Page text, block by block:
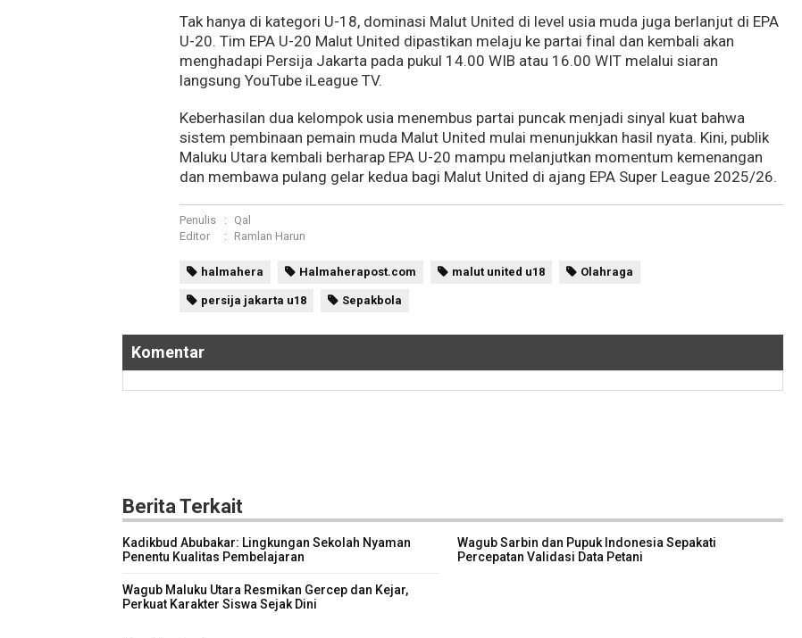
Tak hanya di kategori U-18, dominasi Malut United di level usia muda juga berlanjut di EPA
U-20. Tim EPA U-20 Malut United dipastikan melaju ke partai final dan kembali akan
menghadapi Persija Jakarta pada pukul 14.00 WIB atau 16.00 WIT melalui siaran
langsung YouTube iLeague TV.
Keberhasilan dua kelompok usia menembus partai puncak menjadi sinyal kuat bahwa
sistem pembinaan pemain muda Malut United mulai menunjukkan hasil nyata. Kini, publik
Maluku Utara kembali berharap EPA U-20 mampu melanjutkan momentum kemenangan
dan membawa pulang gelar kedua bagi Malut United di ajang EPA Super League 2025/26.
Penulis :
Qal
Editor
: Ramlan Harun
halmahera Halmaherapost.com malut united u18 Olahraga
persija jakarta u18 Sepakbola
Komentar
Berita Terkait
Kadikbud Abubakar: Lingkungan Sekolah Nyaman
Penentu Kualitas Pembelajaran
Wagub Sarbin dan Pupuk Indonesia Sepakati
Percepatan Validasi Data Petani
Wagub Maluku Utara Resmikan Gercep dan Kejar,
Perkuat Karakter Siswa Sejak Dini